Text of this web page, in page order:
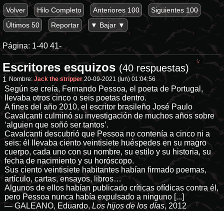
Volver Hilo Completo Anteriores 100
Siguientes 100
Últimos 50
Reportar ▼ Bajar ▼
Página: 1-40 41-
Escritores esquizos (40 respuestas)
1 Nombre:Jack the stripper 20-09-2021 (lun) 01:04:56
Según se creía, Fernando Pessoa, el poeta de Portugal,
llevaba otros cinco o seis poetas dentro.
A fines del año 2010, el escritor brasileño José Paulo
Cavalcanti culminó su investigación de muchos años sobre
‘alguien que soñó ser tantos’.
Cavalcanti descubrió que Pessoa no contenía a cinco ni a
seis: él llevaba ciento veintisiete huéspedes en su magro
cuerpo, cada uno con su nombre, su estilo y su historia, su
fecha de nacimiento y su horóscopo.
Sus ciento veintisiete habitantes habían firmado poemas,
artículo, cartas, ensayos, libros…
Algunos de ellos habían publicado críticas ofídicas contra él,
pero Pessoa nunca había expulsado a ninguno [...]
— GALEANO, Eduardo,Los hijos de los días, 2012